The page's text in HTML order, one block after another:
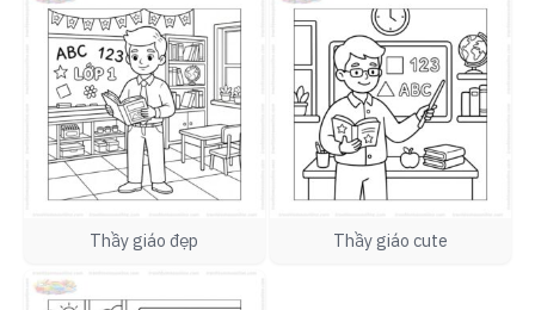
Thầy giáo đẹp Thầy giáo cute